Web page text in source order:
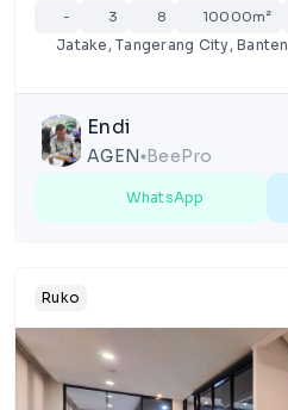
- 3 8 10000m²
Jatake, Tangerang City, Banten
Endi
AGEN lens BeePro
WhatsApp
Ruko